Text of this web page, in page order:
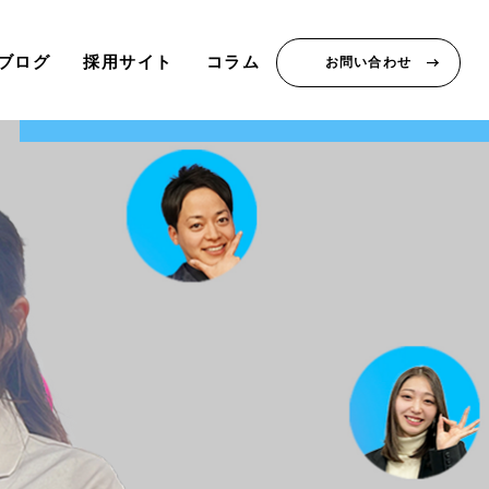
ログ 採用サイト コラム お問い合わせ